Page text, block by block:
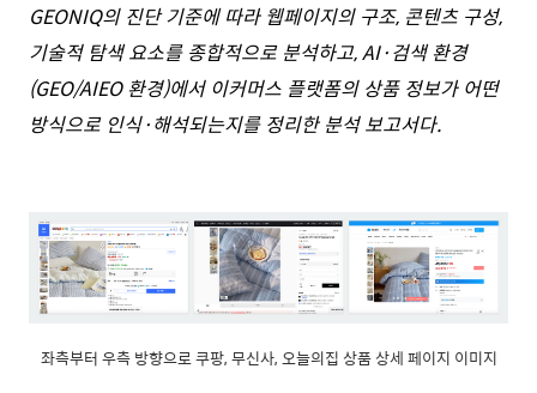
GEONIQ의 진단 기준에 따라 웹페이지의 구조, 콘텐츠 구성,
기술적 탐색 요소를 종합적으로 분석하고, AI·검색 환경
(GEO/AIEO 환경)에서 이커머스 플랫폼의 상품 정보가 어떤
방식으로 인식·해석되는지를 정리한 분석 보고서다.
좌측부터 우측 방향으로 쿠팡, 무신사, 오늘의집 상품 상세 페이지 이미지